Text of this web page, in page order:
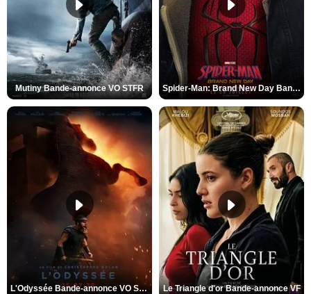
Mutiny Bande-annonce VO STFR Spider-Man: Brand New Day Bande-annonce VO STFR
L'Odyssée Bande-annonce VO STFR Le Triangle d'or Bande-annonce VF